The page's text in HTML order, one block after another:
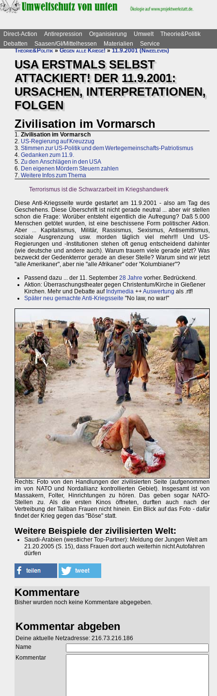
Direct-Action Antirepression Organisierung Umwelt
Theorie&Politik
Debatten
Saasen/GI/Mittelhessen Materialien
Service
Theorie&Politik»Gegen alle Kriege!»11.9.2001 (Nineeleven)
USA ERSTMALS SELBST
ATTACKIERT! DER 11.9.2001:
URSACHEN, INTERPRETATIONEN,
FOLGEN
Zivilisation im Vormarsch
1. Zivilisation im Vormarsch
2. US-Regierung auf Kreuzzug
3. Stimmen zur US-Politik und dem Wertegemeinschafts-Patriotismus
4. Gedanken zum 11.9.
5. Zu den Anschlägen in den USA
6. Den eigenen Mördern Steuern zahlen
7. Weitere Infos zum Thema
Terrorismus ist die Schwarzarbeit im Kriegshandwerk
Diese Anti-Kriegsseite wurde gestartet am 11.9.2001 - also am Tag des
Geschehens. Diese Überschrift ist nicht gerade neutral ... aber wir stellen
schon die Frage: Worüber entsteht eigentlich die Aufregung? Daß 5.000
Menschen getötet wurden, ist eine beschissene Form politischer Aktion.
Aber ... Kapitalismus, Militär, Rassismus, Sexismus, Antisemitismus,
soziale Ausgrenzung usw. morden täglich viel mehr!!! Und US-
Regierungen und -Institutionen stehen oft genug entscheidend dahinter
(wie deutsche und andere auch). Warum trauern viele gerade jetzt? Was
bezweckt der Gedenkterror gerade an dieser Stelle? Warum sind wir jetzt
"alle Amerikaner", aber nie "alle Afrikaner" oder "Kolumbianer"?
Passend dazu ... der 11. September 28 Jahre vorher. Bedrückend.
Aktion: Überraschungstheater gegen Christentum/Kirche in Gießener
Kirchen. Mehr und Debatte auf Indymedia ++Auswertung als .rtf!
Später neu gemachte Anti-Kriegsseite "No law, no war!"
Rechts: Foto von den Handlungen der zivilisierten Seite (aufgenommen
im von NATO und Nordallianz kontrollierten Gebiet). Insgesamt ist von
Massakern, Folter, Hinrichtungen zu hören. Das geben sogar NATO-
Stellen zu. Als die ersten Kinos öffneten, durften auch nach der
Vertreibung der Taliban Frauen nicht hinein. Ein Blick auf das Foto - dafür
findet der Krieg gegen das "Böse" statt.
Weitere Beispiele der zivilisierten Welt:
Saudi-Arabien (westlicher Top-Partner): Meldung der Jungen Welt am
21.20.2005 (S. 15), dass Frauen dort auch weiterhin nicht Autofahren
dürfen
Kommentare
Bisher wurden noch keine Kommentare abgegeben.
Kommentar abgeben
Deine aktuelle Netzadresse: 216.73.216.186
Name
Kommentar